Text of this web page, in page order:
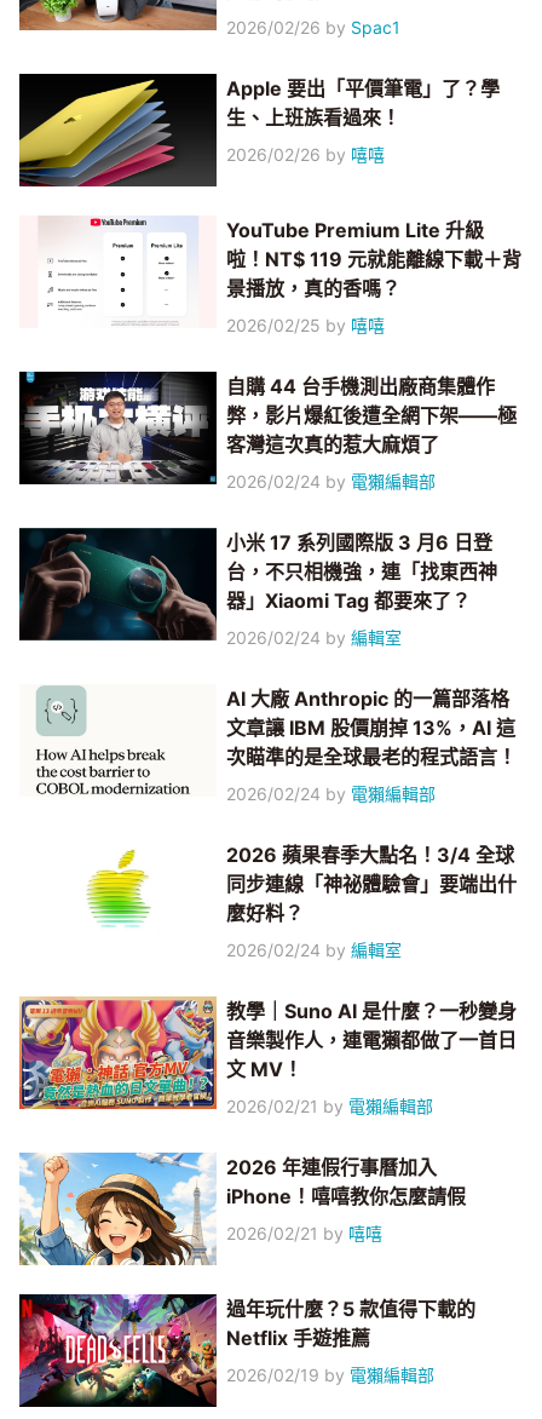
2026/02/26 by Spac1
Apple 要出「平價筆電」了？學
生、上班族看過來！
2026/02/26 by 嘻嘻
YouTube Premium Lite 升級
啦！NT$ 119 元就能離線下載＋背
景播放，真的香嗎？
2026/02/25 by 嘻嘻
自購 44 台手機測出廠商集體作
弊，影片爆紅後遭全網下架——極
客灣這次真的惹大麻煩了
2026/02/24 by 電獺編輯部
小米 17 系列國際版 3 月6 日登
台，不只相機強，連「找東西神
器」Xiaomi Tag 都要來了？
2026/02/24 by編輯室
AI 大廠 Anthropic 的一篇部落格
文章讓 IBM 股價崩掉 13%，AI 這
次瞄準的是全球最老的程式語言！
2026/02/24 by 電獺編輯部
2026 蘋果春季大點名！3/4 全球
同步連線「神祕體驗會」要端出什
麼好料？
2026/02/24 by編輯室
教學｜Suno AI 是什麼？一秒變身
音樂製作人，連電獺都做了一首日
文 MV！
2026/02/21 by 電獺編輯部
2026 年連假行事曆加入
iPhone！嘻嘻教你怎麼請假
2026/02/21 by 嘻嘻
過年玩什麼？5 款值得下載的
Netflix 手遊推薦
2026/02/19 by 電獺編輯部